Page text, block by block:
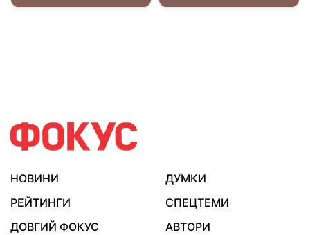
НОВИНИ
ДУМКИ
РЕЙТИНГИ
СПЕЦТЕМИ
ДОВГИЙ ФОКУС
АВТОРИ